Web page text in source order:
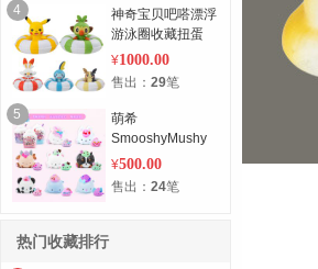
4
神奇宝贝吧嗒漂浮
游泳圈收藏扭蛋
¥1000.00
售出： 29笔
5
萌希
SmooshyMushy
么希慢回弹盲(整)
盒
¥500.00
售出： 24笔
热门收藏排行